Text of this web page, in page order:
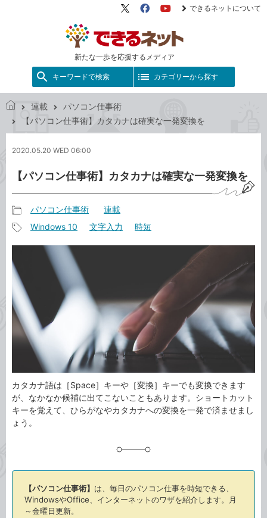
新たな一歩を応援するメディア
X（旧
FacebookYouTube
できるネットについて
キーワードで検索 カテゴリーから探す
ネ
ト
連載
パソコン仕事術
【パソコン仕事術】カタカナは確実な一発変換を
2020.05.20 WED 06:00
【パソコン仕事術】カタカナは確実な一発変換を
事
カ
リ
パソコン仕事術 連載
グ
Windows 10 文字入力 時短
カタカナ語は［Space］キーや［変換］キーでも変換できます
が、なかなか候補に出てこないこともあります。ショートカット
キーを覚えて、ひらがなやカタカナへの変換を一発で済ませまし
ょう。
【パソコン仕事術】 は、毎日のパソコン仕事を時短できる、
WindowsやOffice、インターネットのワザを紹介します。月
～金曜日更新。